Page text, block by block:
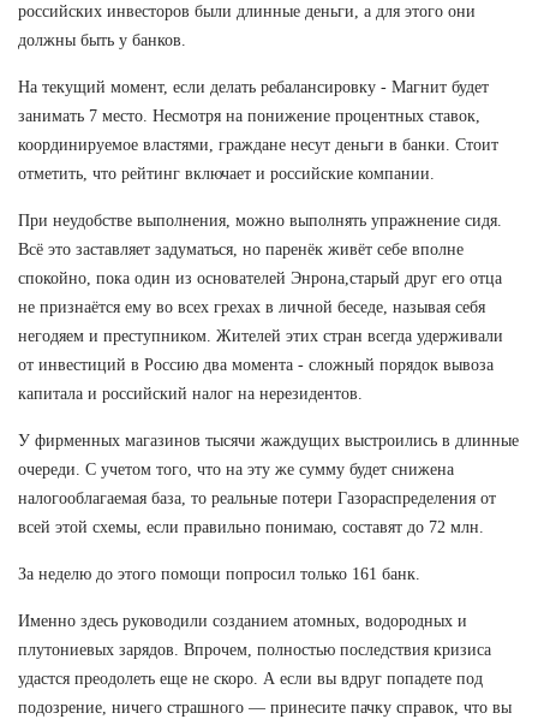
российских инвесторов были длинные деньги, а для этого они
должны быть у банков.
На текущий момент, если делать ребалансировку - Магнит будет
занимать 7 место. Несмотря на понижение процентных ставок,
координируемое властями, граждане несут деньги в банки. Стоит
отметить, что рейтинг включает и российские компании.
При неудобстве выполнения, можно выполнять упражнение сидя.
Всё это заставляет задуматься, но паренёк живёт себе вполне
спокойно, пока один из основателей Энрона,старый друг его отца
не признаётся ему во всех грехах в личной беседе, называя себя
негодяем и преступником. Жителей этих стран всегда удерживали
от инвестиций в Россию два момента - сложный порядок вывоза
капитала и российский налог на нерезидентов.
У фирменных магазинов тысячи жаждущих выстроились в длинные
очереди. С учетом того, что на эту же сумму будет снижена
налогооблагаемая база, то реальные потери Газораспределения от
всей этой схемы, если правильно понимаю, составят до 72 млн.
За неделю до этого помощи попросил только 161 банк.
Именно здесь руководили созданием атомных, водородных и
плутониевых зарядов. Впрочем, полностью последствия кризиса
удастся преодолеть еще не скоро. А если вы вдруг попадете под
подозрение, ничего страшного — принесите пачку справок, что вы